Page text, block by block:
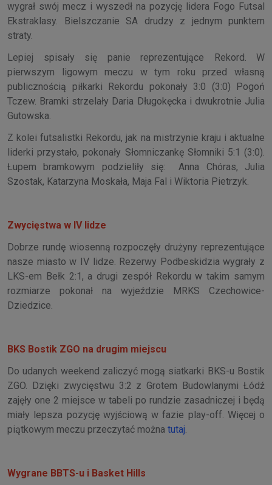
wygrał swój mecz i wyszedł na pozycję lidera Fogo Futsal
Ekstraklasy. Bielszczanie SA drudzy z jednym punktem
straty.
Lepiej spisały się panie reprezentujące Rekord. W
pierwszym ligowym meczu w tym roku przed własną
publicznością piłkarki Rekordu pokonały 3:0 (3:0) Pogoń
Tczew. Bramki strzelały Daria Długokęcka i dwukrotnie Julia
Gutowska.
Z kolei futsalistki Rekordu, jak na mistrzynie kraju i aktualne
liderki przystało, pokonały Słomniczankę Słomniki 5:1 (3:0).
Łupem bramkowym podzieliły się: Anna Chóras, Julia
Szostak, Katarzyna Moskała, Maja Fal i Wiktoria Pietrzyk.
Zwycięstwa w IV lidze
Dobrze rundę wiosenną rozpoczęły drużyny reprezentujące
nasze miasto w IV lidze. Rezerwy Podbeskidzia wygrały z
LKS-em Bełk 2:1, a drugi zespół Rekordu w takim samym
rozmiarze pokonał na wyjeździe MRKS Czechowice-
Dziedzice.
BKS Bostik ZGO na drugim miejscu
Do udanych weekend zaliczyć mogą siatkarki BKS-u Bostik
ZGO. Dzięki zwycięstwu 3:2 z Grotem Budowlanymi Łódź
zajęły one 2 miejsce w tabeli po rundzie zasadniczej i będą
miały lepsza pozycję wyjściową w fazie play-off. Więcej o
piątkowym meczu przeczytać można tutaj.
Wygrane BBTS-u i Basket Hills